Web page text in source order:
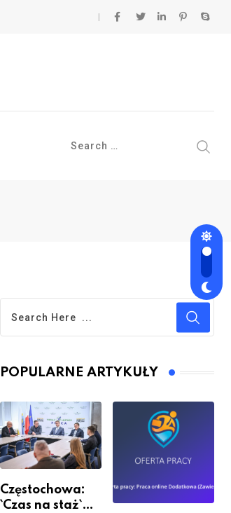
POPULARNE ARTYKUŁY
Częstochowa:
`Czas na staż`